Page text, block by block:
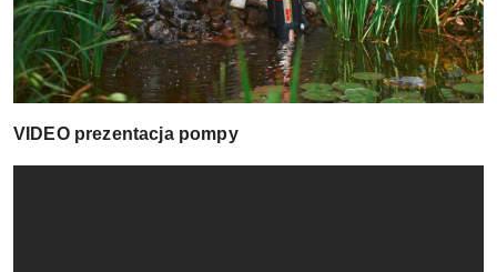
VIDEO prezentacja pompy